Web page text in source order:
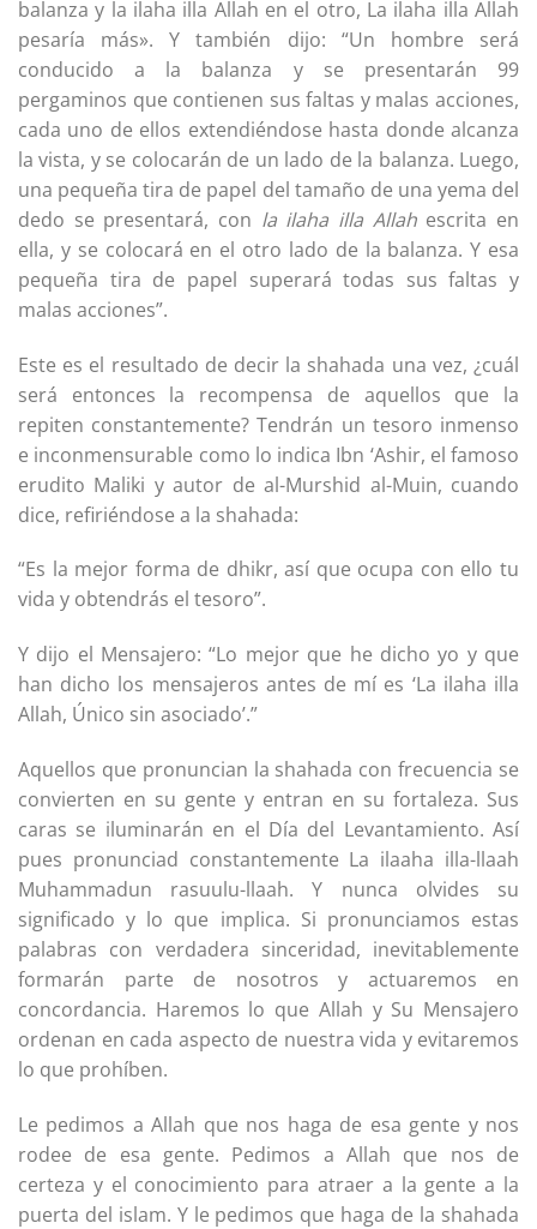
balanza y la ilaha illa Allah en el otro, La ilaha illa Allah
pesaría más». Y también dijo: “Un hombre será
conducido a la balanza y se presentarán 99
pergaminos que contienen sus faltas y malas acciones,
cada uno de ellos extendiéndose hasta donde alcanza
la vista, y se colocarán de un lado de la balanza. Luego,
una pequeña tira de papel del tamaño de una yema del
dedo se presentará, con la ilaha illa Allahescrita en
ella, y se colocará en el otro lado de la balanza. Y esa
pequeña tira de papel superará todas sus faltas y
malas acciones”.
Este es el resultado de decir la shahada una vez, ¿cuál
será entonces la recompensa de aquellos que la
repiten constantemente? Tendrán un tesoro inmenso
e inconmensurable como lo indica Ibn ‘Ashir, el famoso
erudito Maliki y autor de al-Murshid al-Muin, cuando
dice, refiriéndose a la shahada:
“Es la mejor forma de dhikr, así que ocupa con ello tu
vida y obtendrás el tesoro”.
Y dijo el Mensajero: “Lo mejor que he dicho yo y que
han dicho los mensajeros antes de mí es ‘La ilaha illa
Allah, Único sin asociado’.”
Aquellos que pronuncian la shahada con frecuencia se
convierten en su gente y entran en su fortaleza. Sus
caras se iluminarán en el Día del Levantamiento. Así
pues pronunciad constantemente La ilaaha illa-llaah
Muhammadun rasuulu-llaah. Y nunca olvides su
significado y lo que implica. Si pronunciamos estas
palabras con verdadera sinceridad, inevitablemente
formarán parte de nosotros y actuaremos en
concordancia. Haremos lo que Allah y Su Mensajero
ordenan en cada aspecto de nuestra vida y evitaremos
lo que prohíben.
Le pedimos a Allah que nos haga de esa gente y nos
rodee de esa gente. Pedimos a Allah que nos de
certeza y el conocimiento para atraer a la gente a la
puerta del islam. Y le pedimos que haga de la shahada